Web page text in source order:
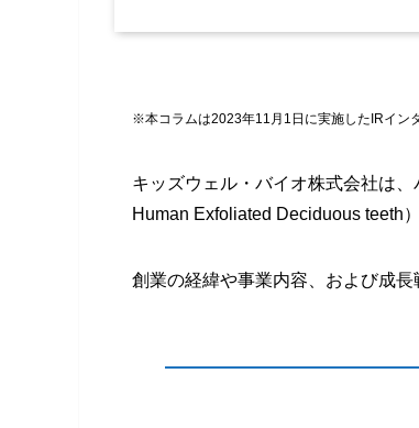
※本コラムは2023年11月1日に実施したIRイン
キッズウェル・バイオ株式会社は
Human Exfoliated Deciduous teeth
創業の経緯や事業内容、および成